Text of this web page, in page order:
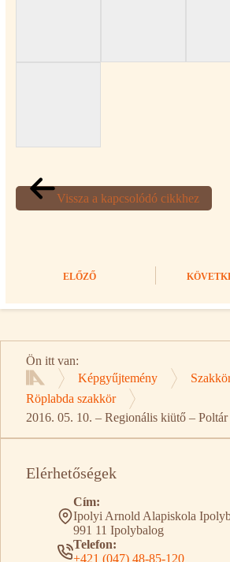
Vissza a kapcsolódó cikkhez
ELŐZŐ
Ön itt van:
Kezdőlap
Képgyűjtemény
Röplabda szakkör
2016. 05. 10. – Regionális kiütő – Poltár
Elérhetőségek
Cím:
Ipolyi Arnold Alapiskola
991 11 Ipolybalog
Telefon:
+421 (047) 48-85-120